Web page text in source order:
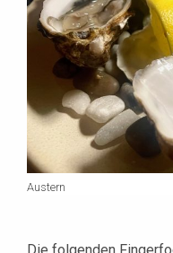
Austern
Die folgenden